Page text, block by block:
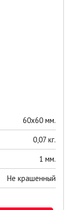
60х60 мм.
0,07 кг.
1 мм.
Не крашенный